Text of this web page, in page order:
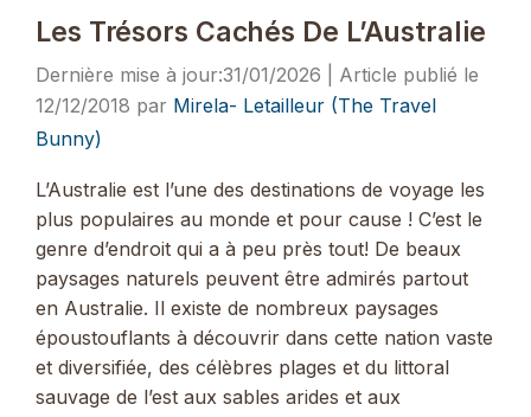
Les Trésors Cachés De L’Australie
31/01/2026
12/12/2018 par Mirela- Letailleur (The Travel
Bunny)
L’Australie est l’une des destinations de voyage les
plus populaires au monde et pour cause ! C’est le
genre d’endroit qui a à peu près tout! De beaux
paysages naturels peuvent être admirés partout
en Australie. Il existe de nombreux paysages
époustouflants à découvrir dans cette nation vaste
et diversifiée, des célèbres plages et du littoral
sauvage de l’est aux sables arides et aux